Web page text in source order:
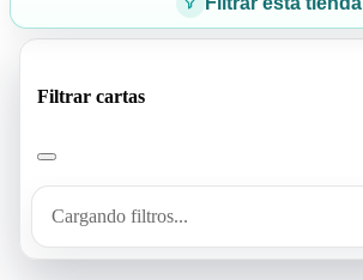
Filtrar cartas
Cargando filtros...